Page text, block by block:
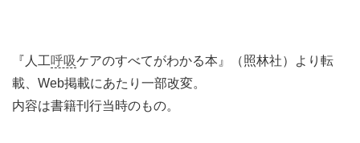
『人工 呼吸ケアのすべてがわかる本』（照林社）より転
載、Web掲載にあたり一部改変。
内容は書籍刊行当時のもの。